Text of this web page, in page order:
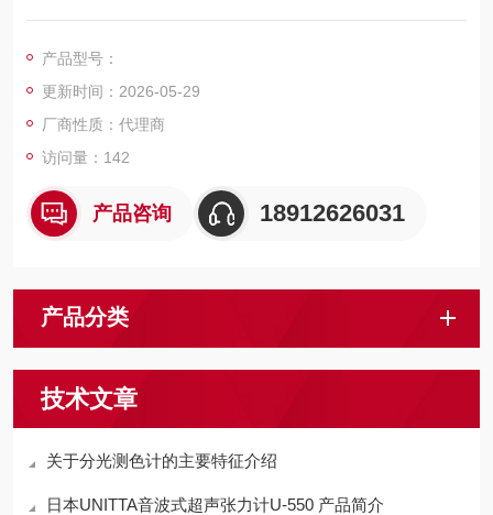
CE同时快速测量TS8510台式分光测色仪采用了国际上适用范围
反射）合成技术，支持SCI+SCE同时快速测量。
产品型号：
更新时间：2026-05-29
厂商性质：代理商
访问量：142
产品咨询 18912626031
产品分类
技术文章
关于分光测色计的主要特征介绍
日本UNITTA音波式超声张力计U-550 产品简介